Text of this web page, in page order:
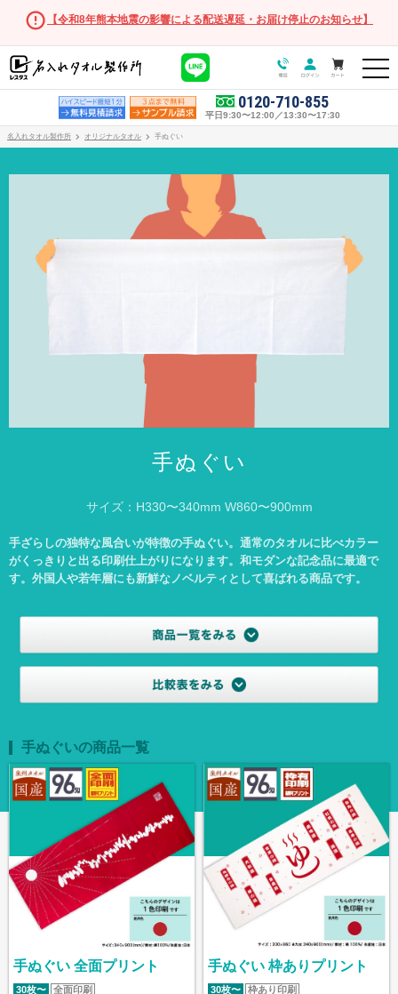
【令和8年熊本地震の影響による配送遅延・お届け停止のお知らせ】
0120-710-855
平日9:30〜12:00／13:30〜17:30
フェイスタオル
ミニタオル
バスタオル
名入れタオル
名入れタオル商品一覧
国産白ソフトタオル
国産白ソフトタオル フルカラーインクジェット
【最短翌日出荷】国産白ソフトタオル（タオル・のし
名入れなし）
国産白シリンダータオル
海外産白シリンダータオル
国産カラータオル ビビッド
国産カラータオル パステル
今治起毛フェイスタオル
今治あぜ織フェイスタオル
高吸水フェイスタオル
名入れタオル製作所 オリジナルタオル 手ぬぐい
手ぬぐい
サイズ：H330〜340mm W860〜900mm
手ざらしの独特な風合いが特徴の手ぬぐい。通常のタオルに比べカラー
がくっきりと出る印刷仕上がりになります。和モダンな記念品に最適で
す。外国人や若年層にも新鮮なノベルティとして喜ばれる商品です。
手ぬぐいの商品一覧
手ぬぐい 全面プリント
30枚〜 全面印刷
手ぬぐい 枠ありプリント
30枚〜 枠あり印刷